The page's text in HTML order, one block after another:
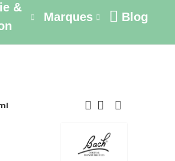
&
Marques Blog